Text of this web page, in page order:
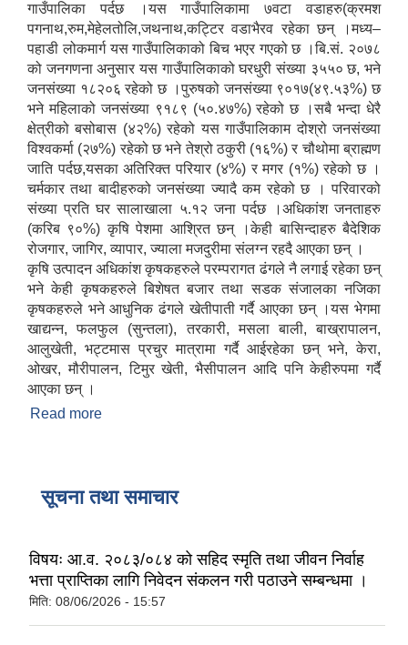
गाउँपालिका पर्दछ ।यस गाउँपालिकामा ७वटा वडाहरु(क्रमश
पगनाथ,रुम,मेहेलतोलि,जथनाथ,कट्टिर वडाभैरव रहेका छन् ।मध्य–
पहाडी लोकमार्ग यस गाउँपालिकाको बिच भएर गएको छ ।बि.सं. २०७८
को जनगणना अनुसार यस गाउँपालिकाको घरधुरी संख्या ३५५० छ, भने
जनसंख्या १८२०६ रहेको छ ।पुरुषको जनसंख्या ९०१७(४९.५३%) छ
भने महिलाको जनसंख्या ९१८९ (५०.४७%) रहेको छ ।सबै भन्दा धेरै
क्षेत्रीको बसोबास (४२%) रहेको यस गाउँपालिकाम दोश्रो जनसंख्या
विश्वकर्मा (२७%) रहेको छ भने तेश्रो ठकुरी (१६%) र चौथोमा ब्राह्मण
जाति पर्दछ,यसका अतिरिक्त परियार (४%) र मगर (१%) रहेको छ ।
चर्मकार तथा बादीहरुको जनसंख्या ज्यादै कम रहेको छ । परिवारको
संख्या प्रति घर सालाखाला ५.१२ जना पर्दछ ।अधिकांश जनताहरु
(करिब ९०%) कृषि पेशमा आश्रित छन् ।केही बासिन्दाहरु बैदेशिक
रोजगार, जागिर, व्यापार, ज्याला मजदुरीमा संलग्न रहदै आएका छन् ।
कृषि उत्पादन अधिकांश कृषकहरुले परम्परागत ढंगले नै लगाई रहेका छन्
भने केही कृषकहरुले बिशेषत बजार तथा सडक संजालका नजिका
कृषकहरुले भने आधुनिक ढंगले खेतीपाती गर्दै आएका छन् ।यस भेगमा
खाद्यन्न, फलफुल (सुन्तला), तरकारी, मसला बाली, बाख्रापालन,
आलुखेती, भट्टमास प्रचुर मात्रामा गर्दै आईरहेका छन् भने, केरा,
ओखर, मौरीपालन, टिमुर खेती, भैसीपालन आदि पनि केहीरुपमा गर्दै
आएका छन् ।
Read more
सूचना तथा समाचार
विषयः आ.व. २०८३/०८४ को सहिद स्मृति तथा जीवन निर्वाह
भत्ता प्राप्तिका लागि निवेदन संकलन गरी पठाउने सम्बन्धमा ।
मिति: 08/06/2026 - 15:57